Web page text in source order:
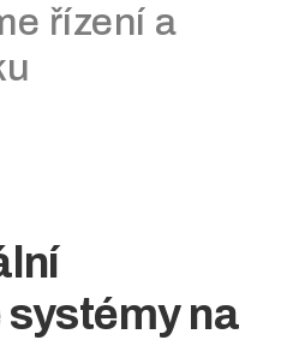
řízení a
na